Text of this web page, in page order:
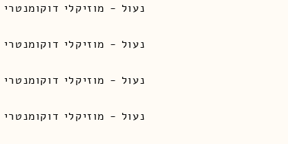
נעול - מוזיקלי דוקומנטרי
נעול - מוזיקלי דוקומנטרי
נעול - מוזיקלי דוקומנטרי
נעול - מוזיקלי דוקומנטרי